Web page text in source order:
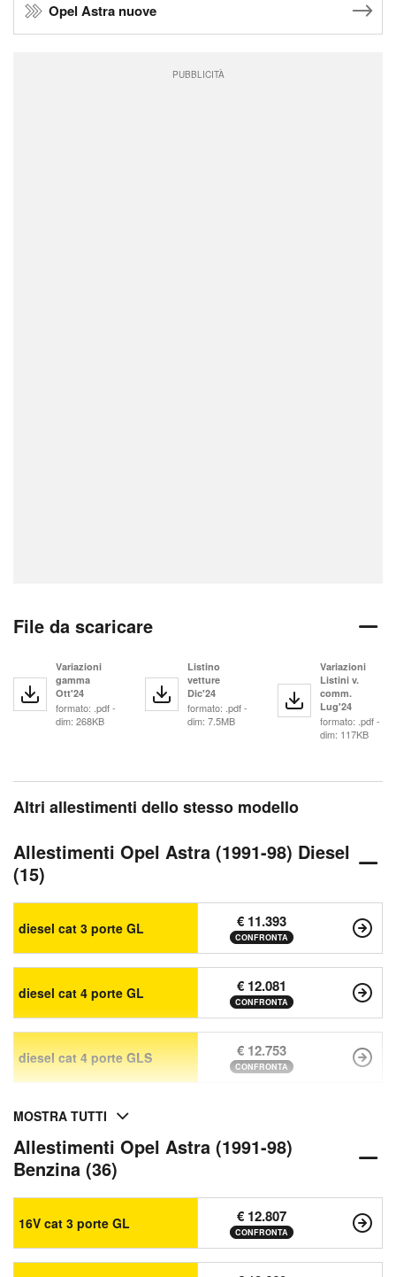
Opel Astra nuove
PUBBLICITÀ
File da scaricare
Variazioni
gamma
Ott'24
formato: .pdf -
dim: 268KB
Listino
vetture
Dic'24
formato: .pdf -
dim: 7.5MB
Variazioni
Listini v.
comm.
Lug'24
formato: .pdf -
dim: 117KB
Altri allestimenti dello stesso modello
Allestimenti Opel Astra (1991-98) Diesel
(15)
diesel cat 3 porte GL € 11.393
CONFRONTA
diesel cat 4 porte GL € 12.081
CONFRONTA
diesel cat 4 porte GLS € 12.753
CONFRONTA
MOSTRA TUTTI
Allestimenti Opel Astra (1991-98)
Benzina (36)
16V cat 3 porte GL € 12.807
CONFRONTA